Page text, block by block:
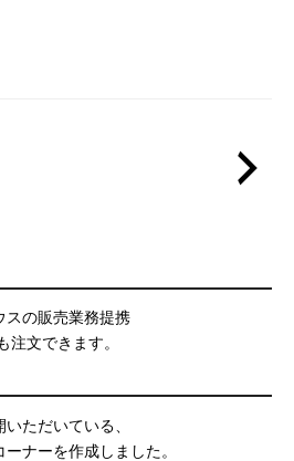
スの販売業務提携
注文できます。
ただいている、
ナーを作成しました。